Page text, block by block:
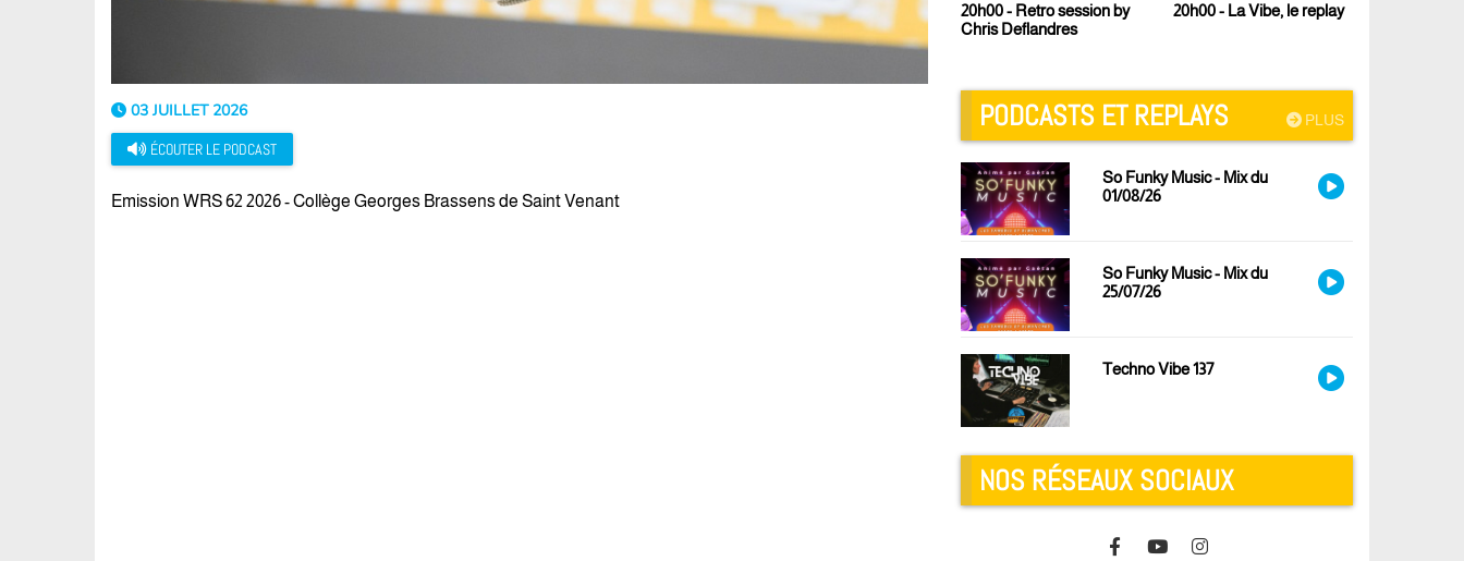
03 JUILLET 2026
ÉCOUTER LE PODCAST
Emission WRS 62 2026 - Collège Georges Brassens de Saint Venant
20h00 - Retro session by
Chris Deflandres
20h00 - La Vibe, le replay 23h00 - Techno Sound
PLUS
PODCASTS ET REPLAYS
So Funky Music - Mix du
01/08/26
So Funky Music - Mix du
25/07/26
Techno Vibe 137
NOS RÉSEAUX SOCIAUX